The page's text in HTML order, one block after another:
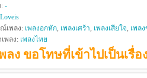
-
Loveis
เพลง: เพลงอกหัก, เพลงเศร้า, เพลงเสียใจ, เพล
พลง: เพลงไทย
ลง ขอโทษที่เข้าไปเป็นเรื่